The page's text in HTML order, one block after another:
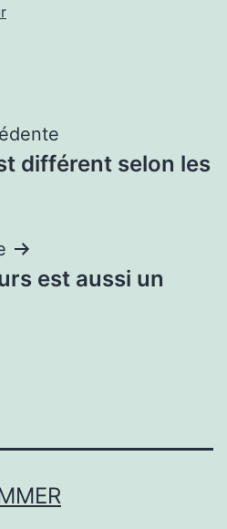
différent selon les
est aussi un